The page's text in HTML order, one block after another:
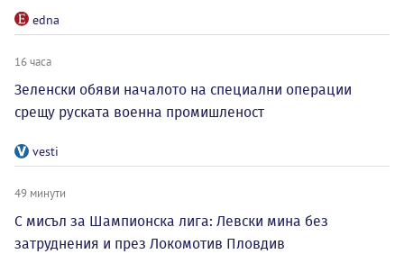
edna
16 часа
Зеленски обяви началото на специални операции
срещу руската военна промишленост
vesti
49 минути
С мисъл за Шампионска лига: Левски мина без
затруднения и през Локомотив Пловдив